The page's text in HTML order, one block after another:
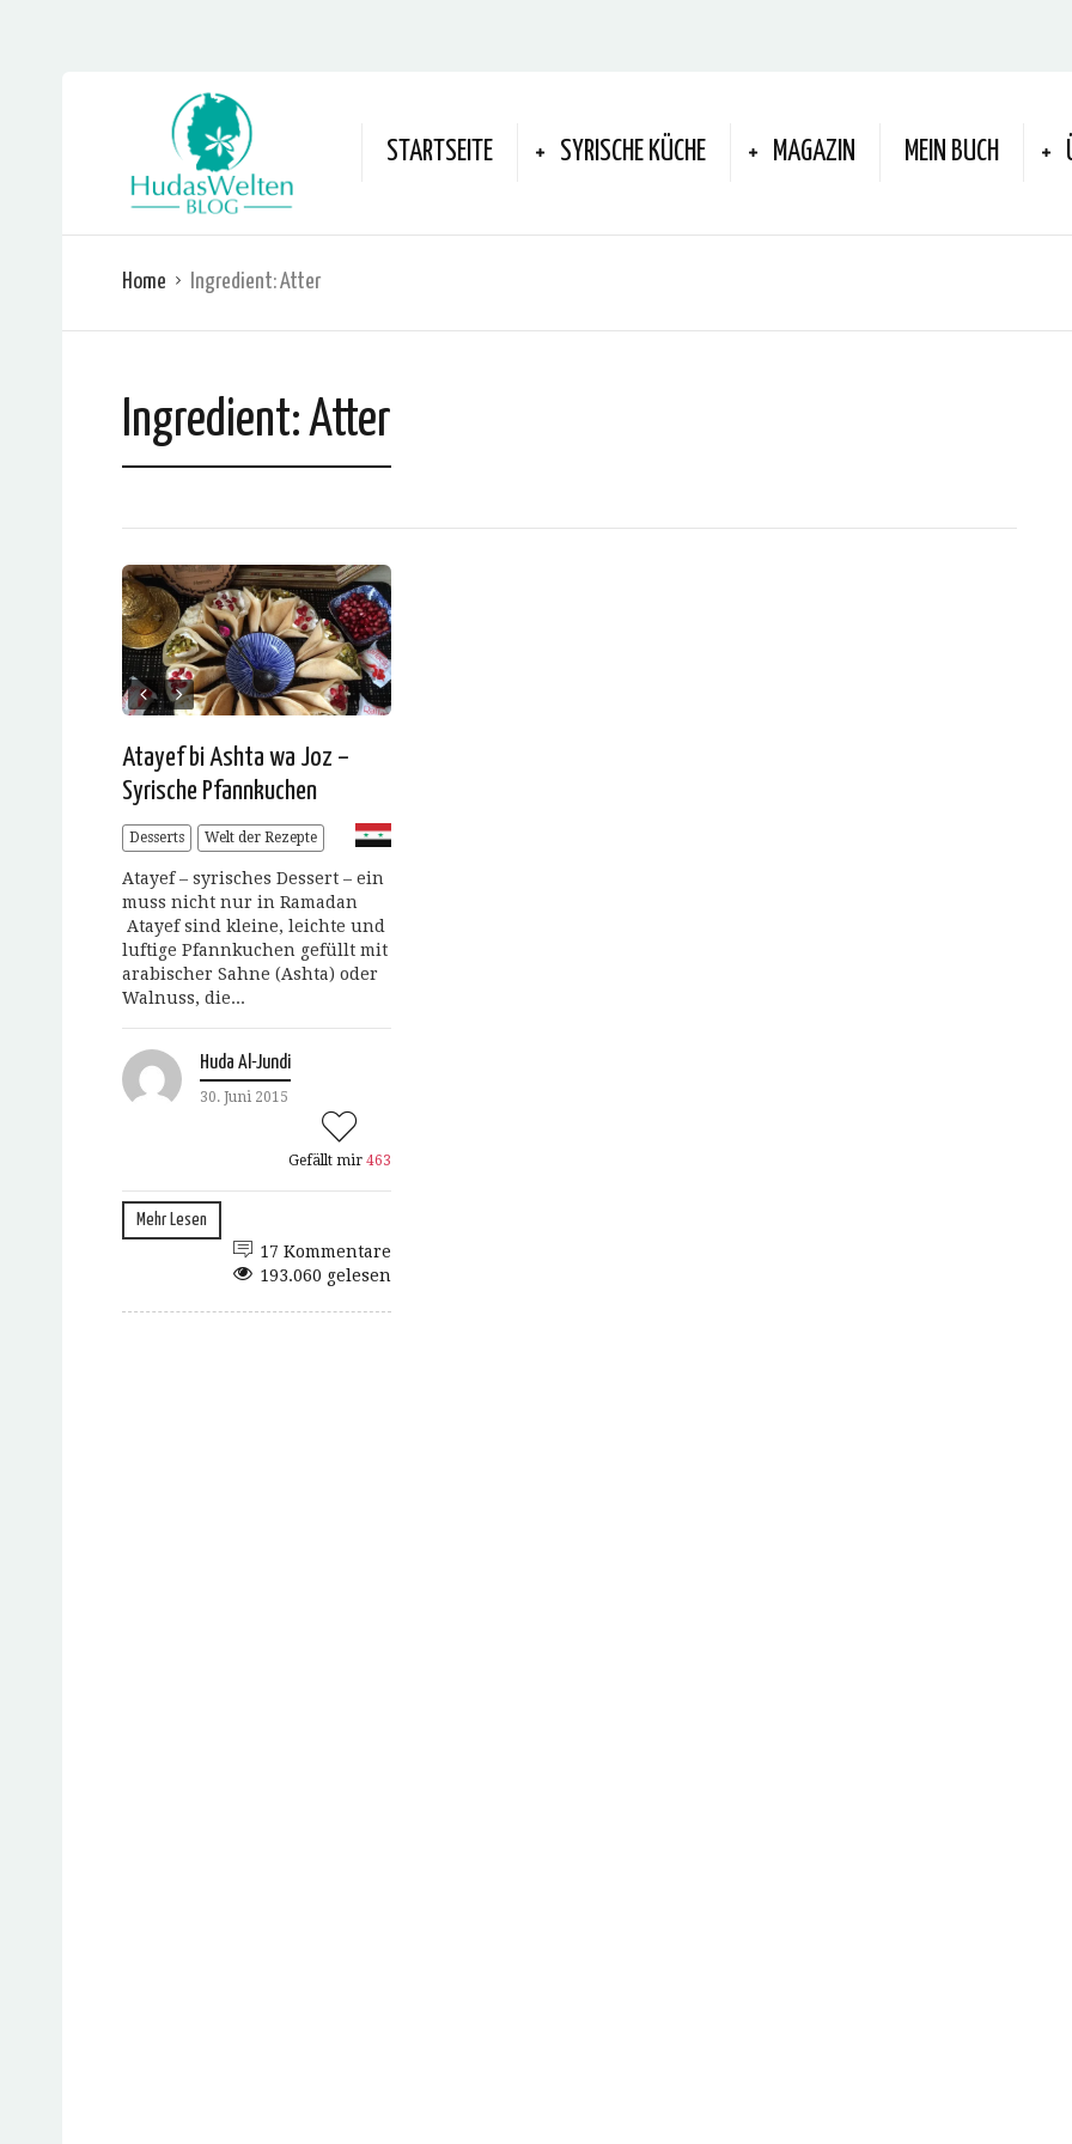
STARTSEITE SYRISCHE KÜCHE MAGAZIN MEIN BUCH
Home Ingredient:Atter
Ingredient:Atter
Atayef bi Ashta wa Joz –
Syrische Pfannkuchen
Desserts Welt der Rezepte
Atayef – syrisches Dessert – ein
muss nicht nur in Ramadan
Atayef sind kleine, leichte und
luftige Pfannkuchen gefüllt mit
arabischer Sahne (Ashta) oder
Walnuss, die...
Huda Al-Jundi
30. Juni 2015
Gefällt mir463
Mehr Lesen
17 Kommentare
193.060 gelesen